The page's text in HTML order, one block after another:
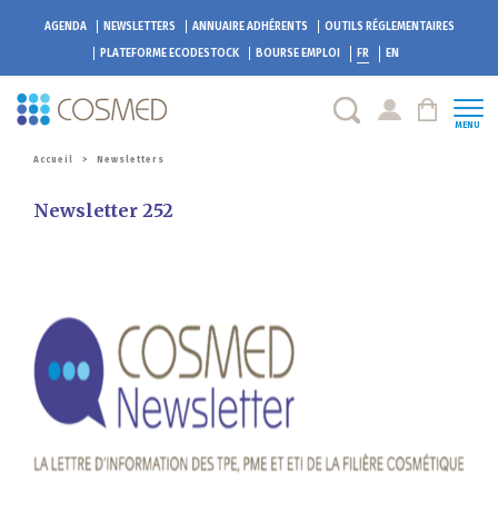
AGENDA NEWSLETTERS ANNUAIRE ADHÉRENTS
OUTILS RÉGLEMENTAIRES
PLATEFORME ECODESTOCK BOURSE EMPLOI FR EN
MENU
Accueil > Newsletters
Newsletter 252